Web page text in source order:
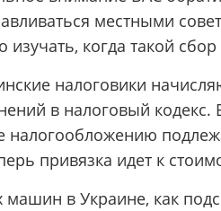
местными
изучать, когда такой
налоговики
в налоговый кодекс.
налогообложению
привязка идет к
машин в Украине, как